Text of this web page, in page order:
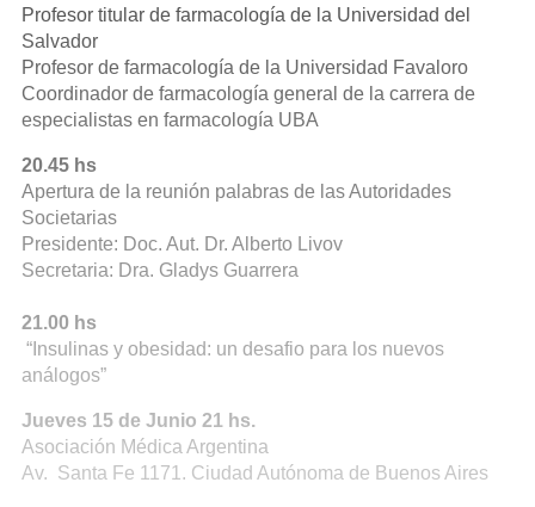
Profesor titular de farmacología de la Universidad del
Salvador
Profesor de farmacología de la Universidad Favaloro
Coordinador de farmacología general de la carrera de
especialistas en farmacología UBA
20.45 hs
Apertura de la reunión palabras de las Autoridades
Societarias
Presidente: Doc. Aut. Dr. Alberto Livov
Secretaria: Dra. Gladys Guarrera
21.00 hs
“Insulinas y obesidad: un desafio para los nuevos
análogos”
Jueves 15 de Junio 21 hs.
Asociación Médica Argentina
Av. Santa Fe 1171. Ciudad Autónoma de Buenos Aires